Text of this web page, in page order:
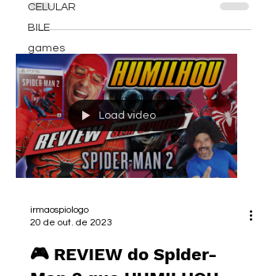
CELULAR
BILE
games
Load video
irmaospiologo
20 de out. de 2023
🎮 REVIEW do Spider-